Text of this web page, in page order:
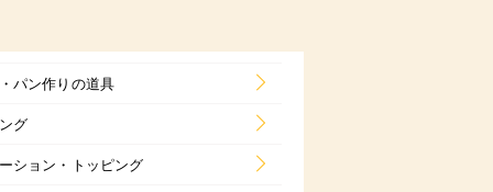
パン作りの道具
グ
ション・トッピング